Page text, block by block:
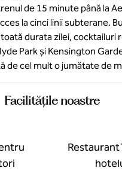
de 15 minute până la
la cinci linii subterane.
durata zilei, cocktailuri
Park și Kensington
de cel mult o jumătate de
Facilităţile noastre